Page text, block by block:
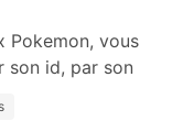
Pokemon, vous
son id, par son
de
jours..).